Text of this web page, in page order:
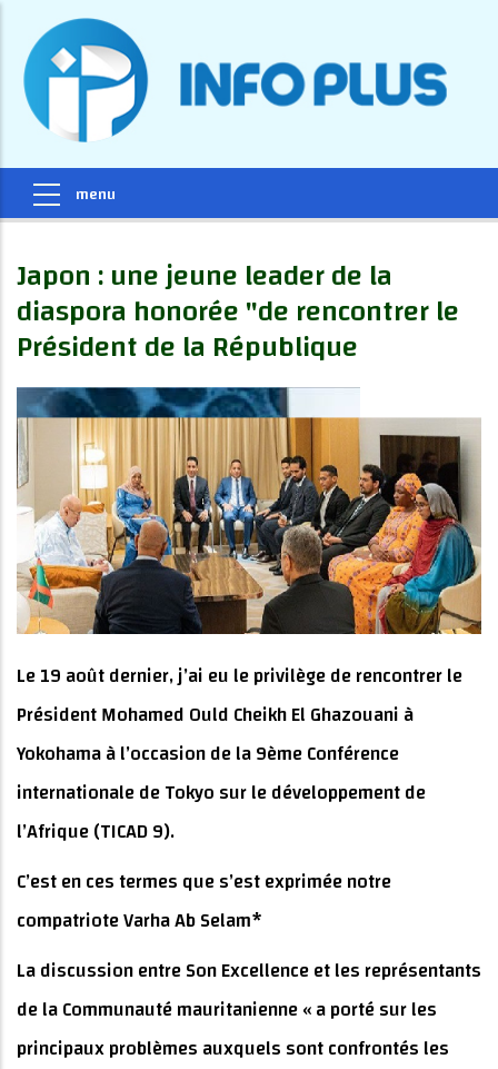
Japon : une jeune leader de la
diaspora honorée "de rencontrer le
Président de la République
Le 19 août dernier, j’ai eu le privilège de rencontrer le
Président Mohamed Ould Cheikh El Ghazouani à
Yokohama à l’occasion de la 9ème Conférence
internationale de Tokyo sur le développement de
l’Afrique (TICAD 9).
C’est en ces termes que s’est exprimée notre
compatriote Varha Ab Selam*
La discussion entre Son Excellence et les représentants
de la Communauté mauritanienne « a porté sur les
principaux problèmes auxquels sont confrontés les